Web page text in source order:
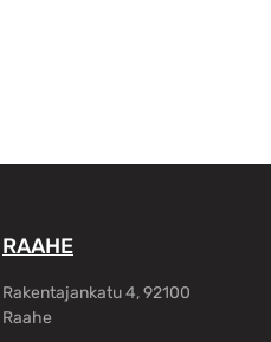
RAAHE
Rakentajankatu 4, 92100
Raahe